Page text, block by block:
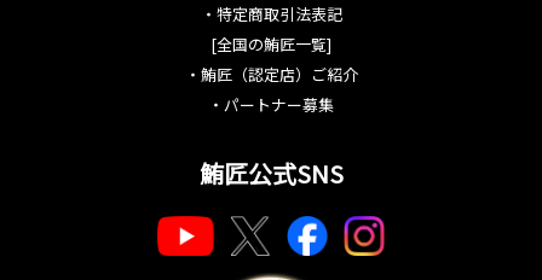
・ 特定商取引法表記
[全国の鮪匠一覧]
・ 鮪匠（認定店）ご紹介
・ パートナー募集
鮪匠公式SNS